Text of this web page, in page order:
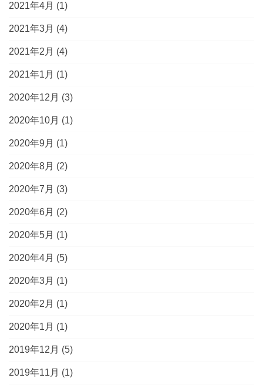
2021年4月 (1)
2021年3月 (4)
2021年2月 (4)
2021年1月 (1)
2020年12月 (3)
2020年10月 (1)
2020年9月 (1)
2020年8月 (2)
2020年7月 (3)
2020年6月 (2)
2020年5月 (1)
2020年4月 (5)
2020年3月 (1)
2020年2月 (1)
2020年1月 (1)
2019年12月 (5)
2019年11月 (1)